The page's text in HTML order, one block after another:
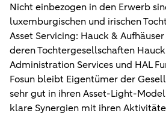
Nicht einbezogen in den Erwerb
luxemburgischen und irischen
Asset Servicing: Hauck &
deren Tochtergesellschaften
Administration Services und HAL
Fosun bleibt Eigentümer der
sehr gut in ihren Asset-Light-
klare Synergien mit ihren